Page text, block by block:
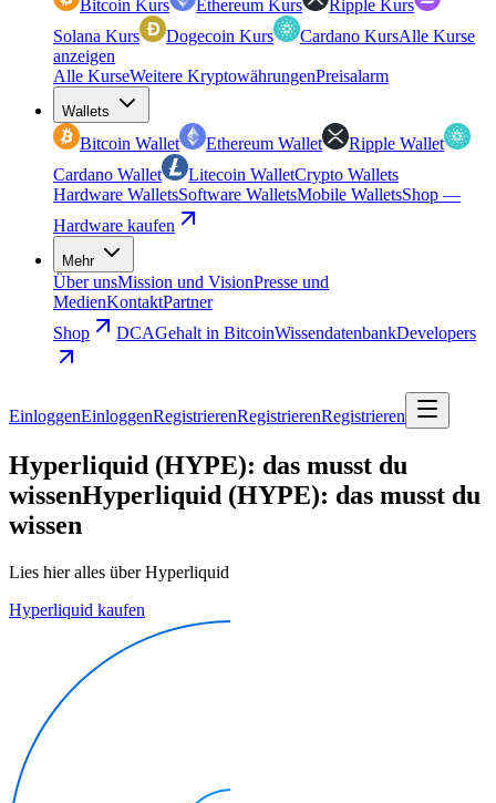
Bitcoin Kurs Ethereum Kurs
Ripple Kurs
Solana Kurs
Dogecoin Kurs Cardano KursAlle Kurse
anzeigen
Alle KurseWeitere KryptowährungenPreisalarm
Wallets
Bitcoin Wallet Ethereum Wallet
Ripple Wallet
Cardano Wallet
Litecoin WalletCrypto Wallets
Hardware WalletsSoftware WalletsMobile WalletsShop —
Hardware kaufen
Mehr
Über unsMission und VisionPresse und
MedienKontaktPartner
Shop
DCAGehalt in BitcoinWissendatenbankDevelopers
EinloggenEinloggenRegistrierenRegistrierenRegistrieren
Hyperliquid (HYPE): das musst du
wissenHyperliquid (HYPE): das musst du
wissen
Lies hier alles über Hyperliquid
Hyperliquid kaufen